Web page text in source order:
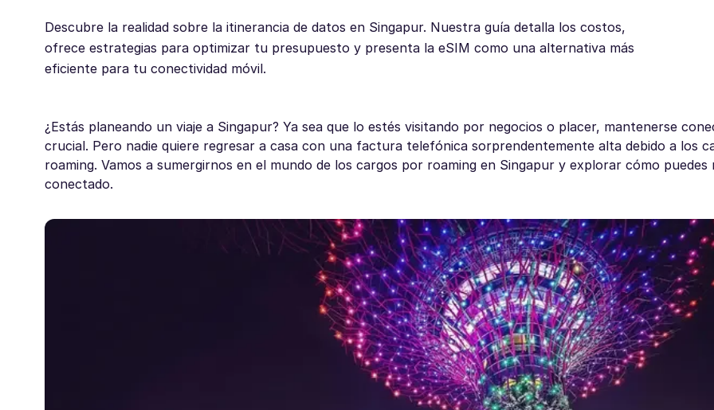
Descubre la realidad sobre la itinerancia de datos en Singapur. Nuestra guía detalla los costos,
ofrece estrategias para optimizar tu presupuesto y presenta la eSIM como una alternativa más
eficiente para tu conectividad móvil.
¿Estás planeando un viaje a Singapur? Ya sea que lo estés visitando por negocios o placer, mantenerse
crucial. Pero nadie quiere regresar a casa con una factura telefónica sorprendentemente alta debido a los
roaming. Vamos a sumergirnos en el mundo de los cargos por roaming en Singapur y explorar cómo
conectado.